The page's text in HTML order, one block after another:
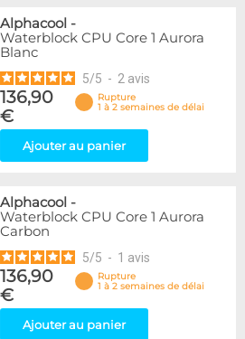
Alphacool -
Waterblock CPU Core 1 Aurora
Blanc
5/5 - 2 avis
136,90
€
Rupture
1 à 2 semaines de délai
Ajouter au panier
Alphacool -
Waterblock CPU Core 1 Aurora
Carbon
5/5 - 1 avis
136,90
€
Rupture
1 à 2 semaines de délai
Ajouter au panier